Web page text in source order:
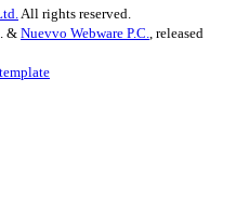
All rights reserved.
& Nuevvo Webware P.C.
, released